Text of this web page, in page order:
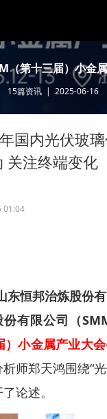
大会圆满落幕！大咖云集
展新机遇
美元扶持关键矿产
（第十三届）小金
15篇资讯| 2025-06-16
国内光伏玻
关注终端变化
01:04
东恒邦治炼股份
有限公司（
）小金属产业大
师郑天鸿围绕“
论述。